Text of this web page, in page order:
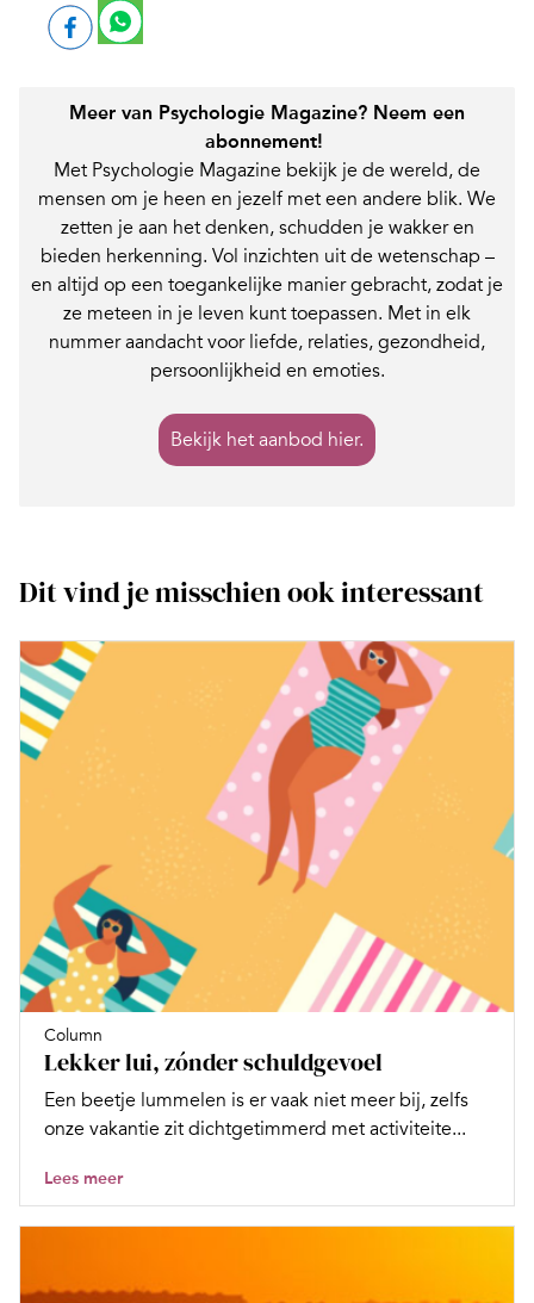
Meer van Psychologie Magazine? Neem een
abonnement!
Met Psychologie Magazine bekijk je de wereld, de
mensen om je heen en jezelf met een andere blik. We
zetten je aan het denken, schudden je wakker en
bieden herkenning. Vol inzichten uit de wetenschap –
en altijd op een toegankelijke manier gebracht, zodat je
ze meteen in je leven kunt toepassen. Met in elk
nummer aandacht voor liefde, relaties, gezondheid,
persoonlijkheid en emoties.
Bekijk het aanbod hier.
Dit vind je misschien ook interessant
Column
Lekker lui, zónder schuldgevoel
Een beetje lummelen is er vaak niet meer bij, zelfs
onze vakantie zit dichtgetimmerd met activiteite...
Lees meer